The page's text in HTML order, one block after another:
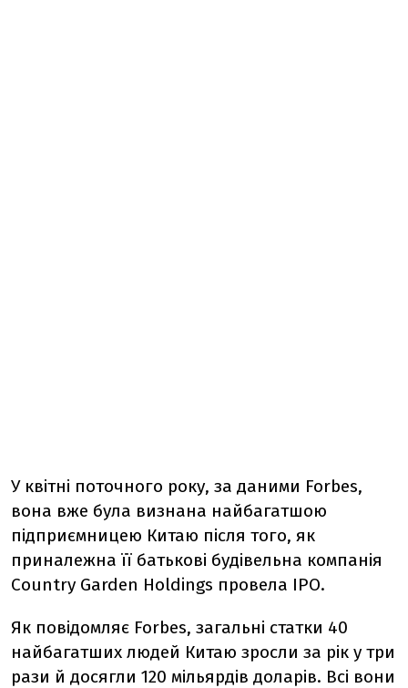
У квітні поточного року, за даними Forbes,
вона вже була визнана найбагатшою
підприємницею Китаю після того, як
приналежна її батькові будівельна компанія
Country Garden Holdings провела IPO.
Як повідомляє Forbes, загальні статки 40
найбагатших людей Китаю зросли за рік у три
рази й досягли 120 мільярдів доларів. Всі вони